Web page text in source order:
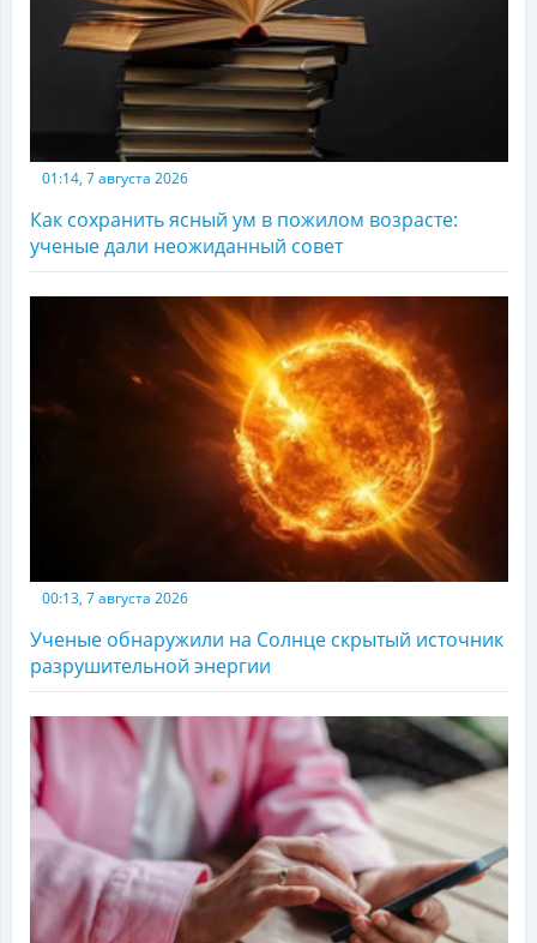
01:14, 7 августа 2026
Как сохранить ясный ум в пожилом возрасте:
ученые дали неожиданный совет
00:13, 7 августа 2026
Ученые обнаружили на Солнце скрытый источник
разрушительной энергии